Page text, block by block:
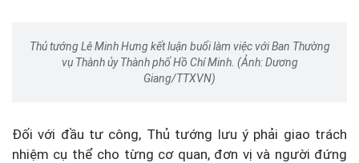
Thủ tướng Lê Minh Hưng kết luận buổi làm việc với Ban Thường
vụ Thành ủy Thành phố Hồ Chí Minh. (Ảnh: Dương
Giang/TTXVN)
Đối với đầu tư công, Thủ tướng lưu ý phải giao trách
nhiệm cụ thể cho từng cơ quan, đơn vị và người đứng